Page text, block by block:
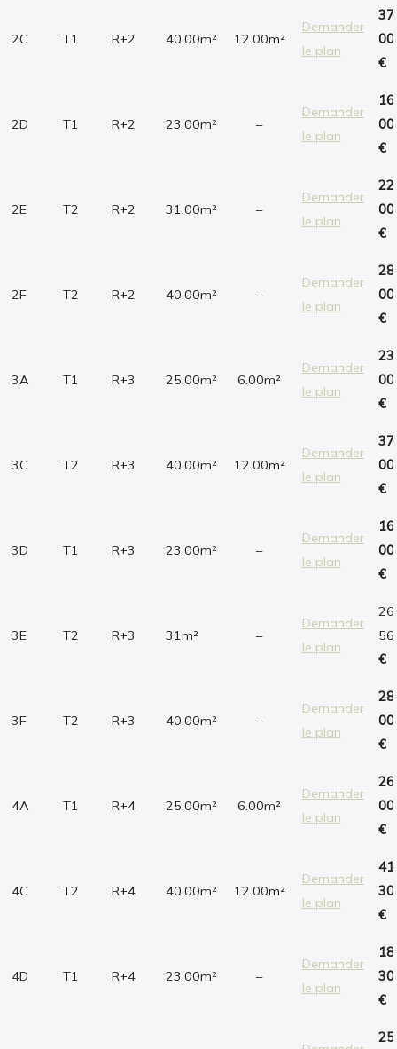
2C T1 R+2 40.00m² 12.00m²
Demander
le plan
€
2D T1 R+2 23.00m² –
Demander
le plan
€
2E T2 R+2 31.00m² –
Demander
le plan
€
2F T2 R+2 40.00m² –
Demander
le plan
€
3A T1 R+3 25.00m² 6.00m²
Demander
le plan
€
3C T2 R+3 40.00m² 12.00m²
Demander
le plan
€
3D T1 R+3 23.00m² –
Demander
le plan
€
3E T2 R+3 31m² –
Demander
le plan
€
3F T2 R+3 40.00m² –
Demander
le plan
€
4A T1 R+4 25.00m² 6.00m²
Demander
le plan
€
4C T2 R+4 40.00m² 12.00m²
Demander
le plan
€
4D T1 R+4 23.00m² –
Demander
le plan
€